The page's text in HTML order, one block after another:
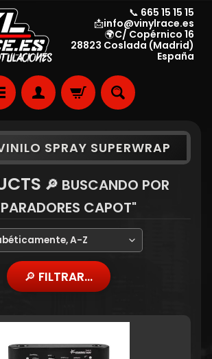
📞 665 15 15 15
📩info@vinylrace.es
🌍C/ Copérnico 16
28823 Coslada (Madrid)
España
SPRAY SUPERWRAP
🔎 BUSCANDO POR
CAPOT"
🔎 FILTRAR...